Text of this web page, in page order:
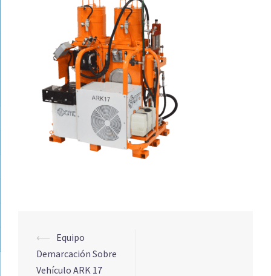
Navegación
de
entradas
⟵ Equipo
Demarcación Sobre
Vehículo ARK 17